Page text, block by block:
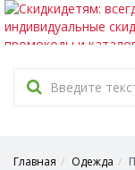
Главная Одежда